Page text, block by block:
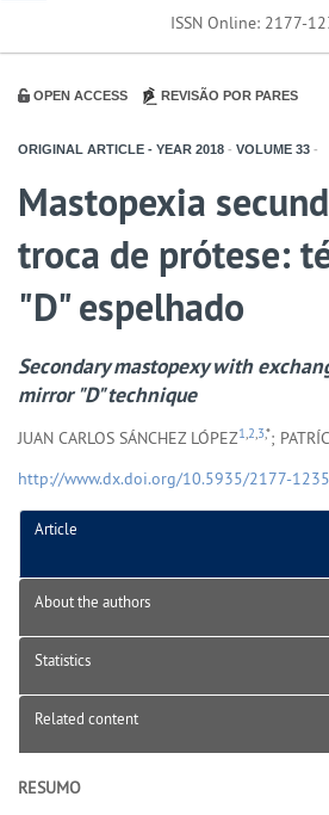
ISSN Online: 2177-
OPEN ACCESS REVISÃO POR PARES
ORIGINAL ARTICLE - YEAR 2018 - VOLUME 33 -
Mastopexia
troca de prótese:
"D" espelhado
Secondary mastopexy with
mirror "D" technique
JUAN CARLOS SÁNCHEZ LÓPEZ1,2,3,*;
http://www.dx.doi.org/10.5935/2177-
Article
About the authors
Statistics
Related content
RESUMO